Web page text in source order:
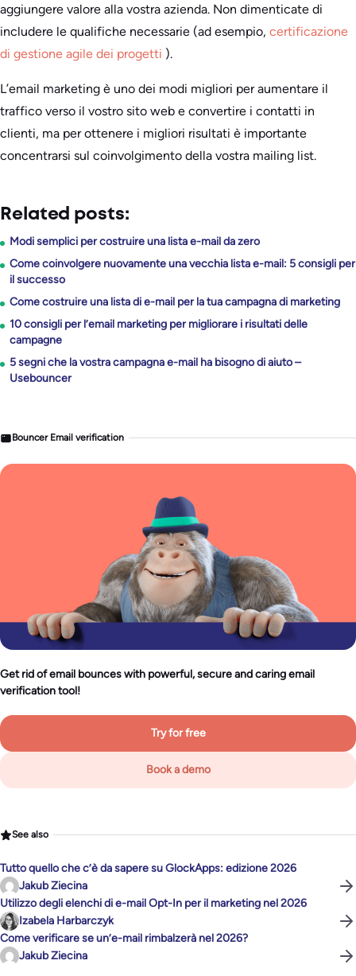
aggiungere valore alla vostra azienda. Non dimenticate di
includere le qualifiche necessarie (ad esempio, certificazione
di gestione agile dei progetti ).
L’email marketing è uno dei modi migliori per aumentare il
traffico verso il vostro sito web e convertire i contatti in
clienti, ma per ottenere i migliori risultati è importante
concentrarsi sul coinvolgimento della vostra mailing list.
Related posts:
Modi semplici per costruire una lista e-mail da zero
Come coinvolgere nuovamente una vecchia lista e-mail: 5 consigli per
il successo
Come costruire una lista di e-mail per la tua campagna di marketing
10 consigli per l’email marketing per migliorare i risultati delle
campagne
5 segni che la vostra campagna e-mail ha bisogno di aiuto –
Usebouncer
Bouncer Email verification
Get rid of email bounces with powerful, secure and caring email
verification tool!
Try for free
Book a demo
See also
Tutto quello che c’è da sapere su GlockApps: edizione 2026
Jakub Ziecina
Utilizzo degli elenchi di e-mail Opt-In per il marketing nel 2026
Izabela Harbarczyk
Come verificare se un’e-mail rimbalzerà nel 2026?
Jakub Ziecina